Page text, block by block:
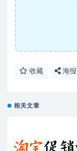
收藏 海报
相关文章